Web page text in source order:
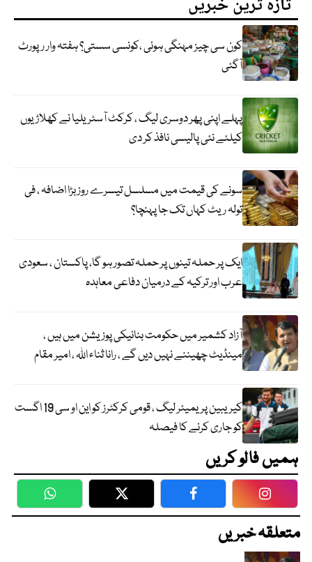
کون سی چیز مہنگی ہوئی ،کونسی سستی؟ ہفتہ وار رپورٹ
آگئی
پہلے اپنی پھر دوسری لیگ ، کرکٹ آسٹریلیا نے کھلاڑیوں
کیلئے نئی پالیسی نافذ کر دی
سونے کی قیمت میں مسلسل تیسرے روز بڑا اضافہ ، فی
تولہ ریٹ کہاں تک جا پہنچا؟
ایک پر حملہ تینوں پر حملہ تصور ہو گا، پاکستان ، سعودی
عرب اور ترکیہ کے درمیان دفاعی معاہدہ
آزاد کشمیر میں حکومت بنانیکی پوزیشن میں ہیں ،
مینڈیٹ چھیننے نہیں دیں گے ، رانا ثناء اللہ ، امیر مقام
کیریبین پریمیئر لیگ ، قومی کرکٹرز کو این او سی 19 اگست
کو جاری کرنے کا فیصلہ
ہمیں فالو کریں
WhatsApp Twitter Facebook
متعلقہ خبریں